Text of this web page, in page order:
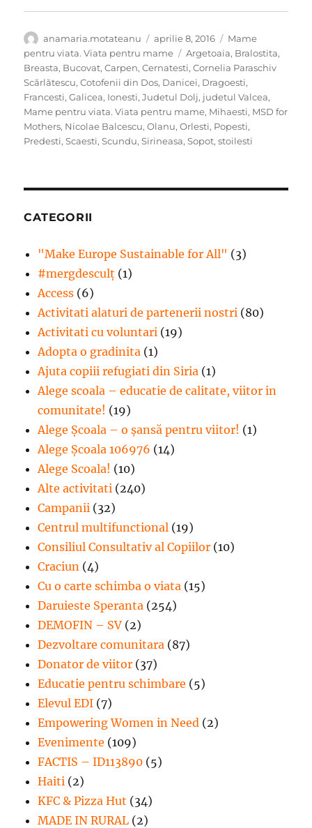
Autor
anamaria.motateanu
Publicat
pe
aprilie 8, 2016 Categorii
Mame
pentru viata. Viata pentru mame
Etichete
Argetoaia, Bralostita,
Breasta, Bucovat,Carpen,Cernatesti,Cornelia Paraschiv
Scărlătescu,Cotofenii din Dos, Danicei, Dragoesti,
Francesti,Galicea, Ionesti,Judetul Dolj, judetul Valcea,
Mame pentru viata. Viata pentru mame, Mihaesti, MSD for
Mothers, Nicolae Balcescu,Olanu,Orlesti, Popesti,
Predesti,Scaesti,Scundu,Sirineasa,Sopot,stoilesti
CATEGORII
"Make Europe Sustainable for All" (3)
#mergdesculţ (1)
Access (6)
Activitati alaturi de partenerii nostri (80)
Activitati cu voluntari (19)
Adopta o gradinita (1)
Ajuta copiii refugiati din Siria (1)
Alege scoala – educatie de calitate, viitor in
comunitate! (19)
Alege Şcoala – o şansă pentru viitor! (1)
Alege Școala 106976 (14)
Alege Scoala! (10)
Alte activitati (240)
Campanii (32)
Centrul multifunctional (19)
Consiliul Consultativ al Copiilor (10)
Craciun (4)
Cu o carte schimba o viata (15)
Daruieste Speranta (254)
DEMOFIN – SV (2)
Dezvoltare comunitara (87)
Donator de viitor (37)
Educatie pentru schimbare (5)
Elevul EDI (7)
Empowering Women in Need (2)
Evenimente (109)
FACTIS – ID113890 (5)
Haiti (2)
KFC & Pizza Hut (34)
MADE IN RURAL (2)